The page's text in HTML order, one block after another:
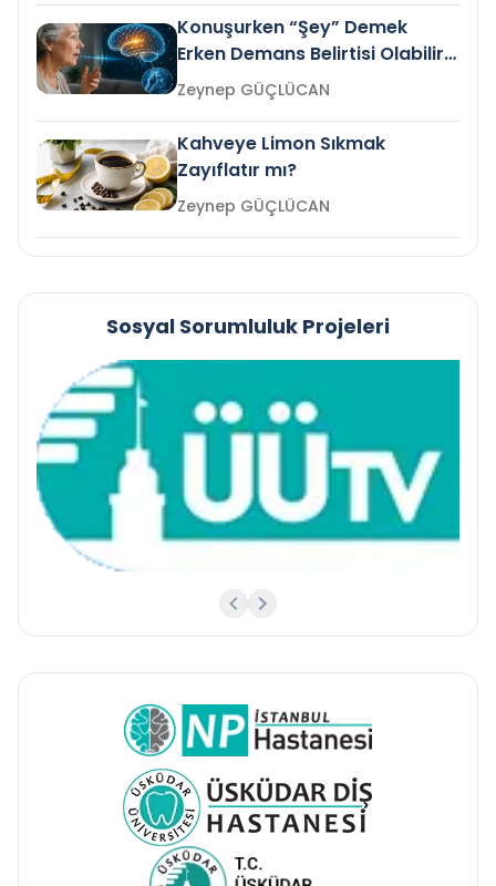
Konuşurken “Şey” Demek
Erken Demans Belirtisi Olabilir
mi?
Zeynep GÜÇLÜCAN
Kahveye Limon Sıkmak
Zayıflatır mı?
Zeynep GÜÇLÜCAN
Sosyal Sorumluluk Projeleri